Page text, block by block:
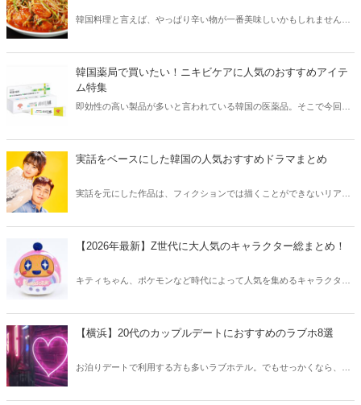
韓国料理と言えば、やっぱり辛い物が一番美味しいかもしれません。
方も必見です。
韓国薬局で買いたい！ニキビケアに人気のおすすめアイテ
ム特集
即効性の高い製品が多いと言われている韓国の医薬品。そこで今回は
う。
実話をベースにした韓国の人気おすすめドラマまとめ
実話を元にした作品は、フィクションでは描くことができないリアル
【2026年最新】Z世代に大人気のキャラクター総まとめ！
キティちゃん、ポケモンなど時代によって人気を集めるキャラクター
クしてみましょう。
【横浜】20代のカップルデートにおすすめのラブホ8選
お泊りデートで利用する方も多いラブホテル。でもせっかくなら、キ